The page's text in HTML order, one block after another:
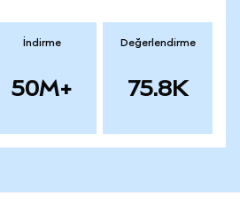
İndirme
50M+
Değerlendirme
75.8K